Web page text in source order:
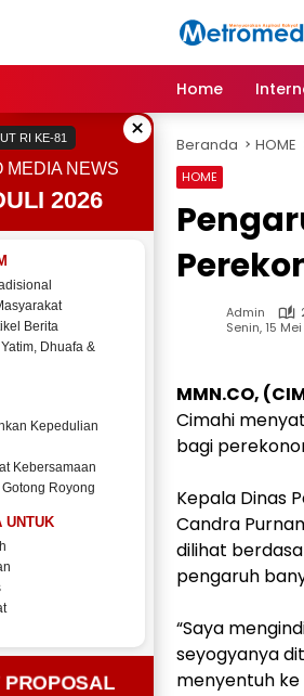
Home
×
RI KE-81
MEDIA NEWS
2026
Berita
Dhuafa &
Kepedulian
Kebersamaan
Royong
UNTUK
Beranda HOME
HOME
Admin
Senin, 15
MMN.CO,
Cimahi
bagi
Kepala Dinas
Candra
dilihat
pengaruh
“Saya
seyogyanya
menyentuh ke